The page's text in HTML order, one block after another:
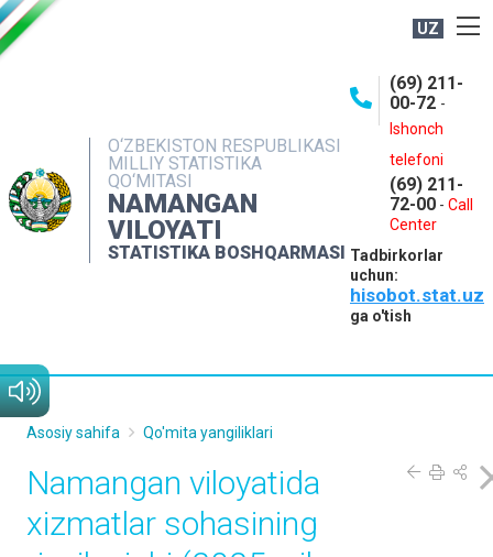
UZ
O‘ZBEKISTON RESPUBLIKASI
MILLIY STATISTIKA
QO‘MITASI
NAMANGAN
VILOYATI
STATISTIKA BOSHQARMASI
(69) 211-
00-72 -
Ishonch
telefoni
(69) 211-
72-00 - Call
Center
Tadbirkorlar
uchun:
hisobot.stat.uz
ga o'tish
NASHRLAR
INTERAKTIV XIZMATLAR
MATBUOT XIZMATI
MUROJAATLAR
Asosiy sahifa Qo'mita yangiliklari
Namangan viloyatida
xizmatlar sohasining